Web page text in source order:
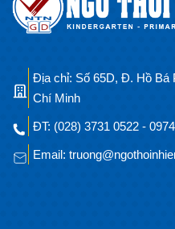
Địa chỉ: Số 65D, Đ. Hồ Bá
Chí Minh
ĐT: (028) 3731 0522 -
Email: